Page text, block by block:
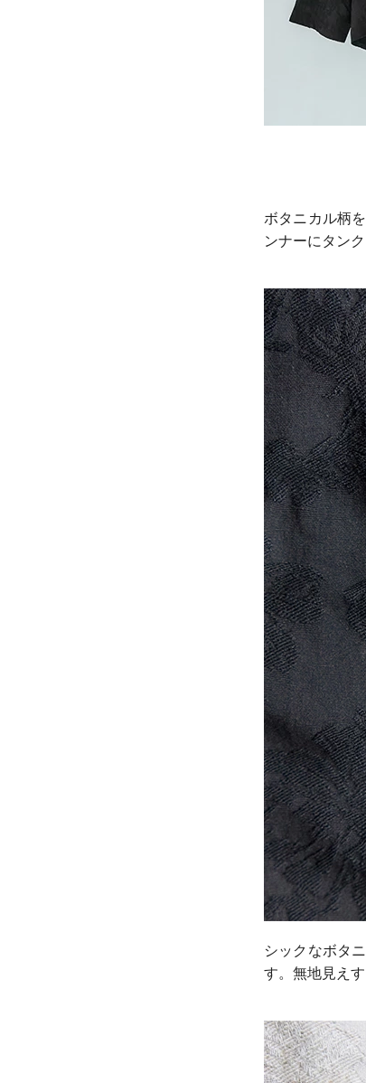
ボタニカル柄
ンナーにタン
シックなボタ
す。無地見え